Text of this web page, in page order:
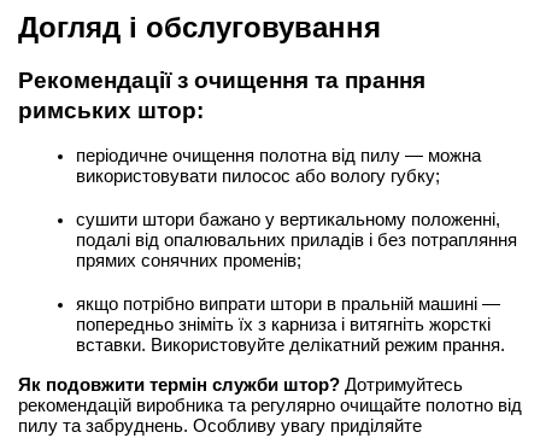
Догляд і обслуговування
Рекомендації з очищення та прання
римських штор:
періодичне очищення полотна від пилу — можна
використовувати пилосос або вологу губку;
сушити штори бажано у вертикальному положенні,
подалі від опалювальних приладів і без потрапляння
прямих сонячних променів;
якщо потрібно випрати штори в пральній машині —
попередньо зніміть їх з карниза і витягніть жорсткі
вставки. Використовуйте делікатний режим прання.
Як подовжити термін служби штор? Дотримуйтесь
рекомендацій виробника та регулярно очищайте полотно від
пилу та забруднень. Особливу увагу приділяйте